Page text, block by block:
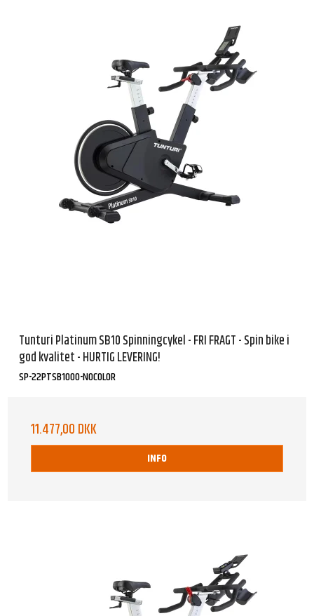
Tunturi Platinum SB10 Spinningcykel - FRI FRAGT - Spin bike i
god kvalitet - HURTIG LEVERING!
SP-22PTSB1000-NOCOLOR
11.477,00 DKK
INFO